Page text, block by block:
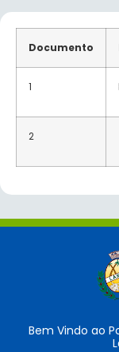
Documento
1
2
Bem Vindo ao